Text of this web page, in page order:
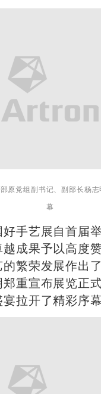
原党组副书记、副部长杨
幕
手艺展自首届
成果予以高度
繁荣发展作出
重宣布展览正
拉开了精彩序幕